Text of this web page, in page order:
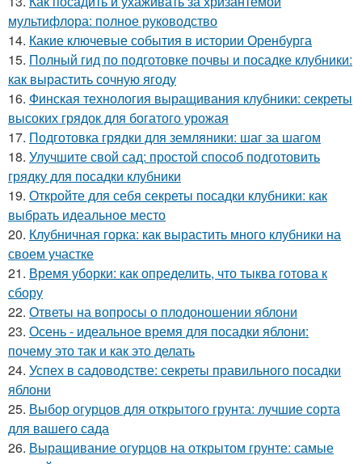
мультифлора: полное руководство
14. Какие ключевые события в истории Оренбурга
15. Полный гид по подготовке почвы и посадке клубники:
как вырастить сочную ягоду
16. Финская технология выращивания клубники: секреты
высоких грядок для богатого урожая
17. Подготовка грядки для земляники: шаг за шагом
18. Улучшите свой сад: простой способ подготовить
грядку для посадки клубники
19. Откройте для себя секреты посадки клубники: как
выбрать идеальное место
20. Клубничная горка: как вырастить много клубники на
своем участке
21. Время уборки: как определить, что тыква готова к
сбору
22. Ответы на вопросы о плодоношении яблони
23. Осень - идеальное время для посадки яблони:
почему это так и как это делать
24. Успех в садоводстве: секреты правильного посадки
яблони
25. Выбор огурцов для открытого грунта: лучшие сорта
для вашего сада
26. Выращивание огурцов на открытом грунте: самые